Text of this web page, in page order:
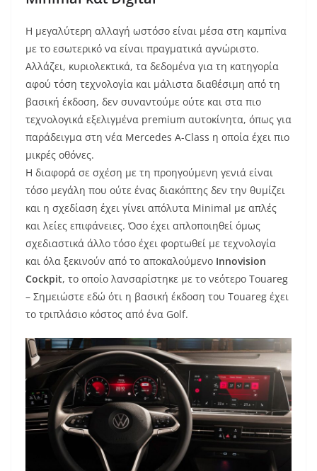
Η μεγαλύτερη αλλαγή ωστόσο είναι μέσα στη καμπίνα
με το εσωτερικό να είναι πραγματικά αγνώριστο.
Αλλάζει, κυριολεκτικά, τα δεδομένα για τη κατηγορία
αφού τόση τεχνολογία και μάλιστα διαθέσιμη από τη
βασική έκδοση, δεν συναντούμε ούτε και στα πιο
τεχνολογικά εξελιγμένα premium αυτοκίνητα, όπως για
παράδειγμα στη νέα Mercedes A-Class η οποία έχει πιο
μικρές οθόνες.
Η διαφορά σε σχέση με τη προηγούμενη γενιά είναι
τόσο μεγάλη που ούτε ένας διακόπτης δεν την θυμίζει
και η σχεδίαση έχει γίνει απόλυτα Minimal με απλές
και λείες επιφάνειες. Όσο έχει απλοποιηθεί όμως
σχεδιαστικά άλλο τόσο έχει φορτωθεί με τεχνολογία
και όλα ξεκινούν από το αποκαλούμενο Innovision
Cockpit, το οποίο λανσαρίστηκε με το νεότερο Touareg
– Σημειώστε εδώ ότι η βασική έκδοση του Touareg έχει
το τριπλάσιο κόστος από ένα Golf.